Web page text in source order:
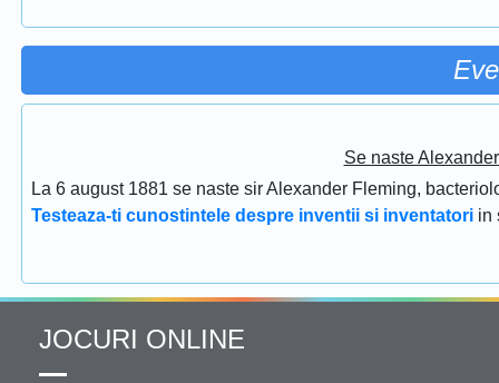
Se naste
La 6 august 1881 se naste sir Alexander Fleming,
Testeaza-ti cunostintele despre inventii si inventatori in
JOCURI ONLINE